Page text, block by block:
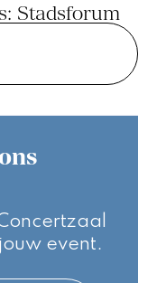
Stadsforum
event.